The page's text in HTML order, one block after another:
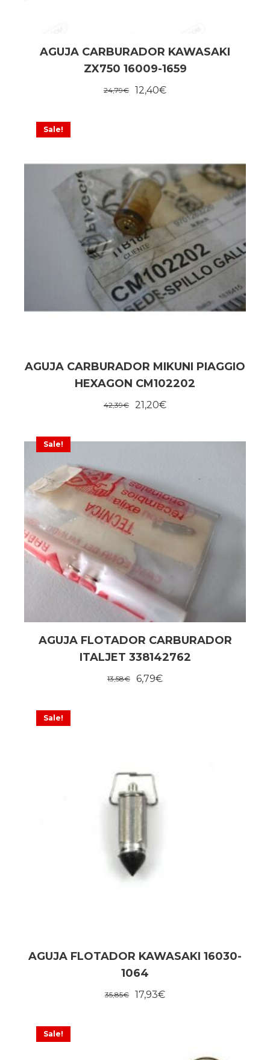
AGUJA CARBURADOR KAWASAKI
ZX750 16009-1659
24,79€ 12,40€
Sale!
AGUJA CARBURADOR MIKUNI PIAGGIO
HEXAGON CM102202
42,39€ 21,20€
Sale!
AGUJA FLOTADOR CARBURADOR
ITALJET 338142762
13,58€ 6,79€
Sale!
AGUJA FLOTADOR KAWASAKI 16030-
1064
35,85€ 17,93€
Sale!